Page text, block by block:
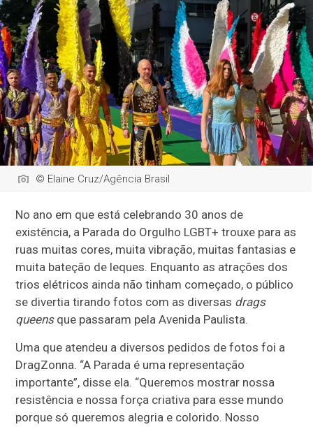
© Elaine Cruz/Agência Brasil
No ano em que está celebrando 30 anos de
existência, a Parada do Orgulho LGBT+ trouxe para as
ruas muitas cores, muita vibração, muitas fantasias e
muita bateção de leques. Enquanto as atrações dos
trios elétricos ainda não tinham começado, o público
se divertia tirando fotos com as diversas drags
queensque passaram pela Avenida Paulista.
Uma que atendeu a diversos pedidos de fotos foi a
DragZonna. “A Parada é uma representação
importante”, disse ela. “Queremos mostrar nossa
resistência e nossa força criativa para esse mundo
porque só queremos alegria e colorido. Nosso